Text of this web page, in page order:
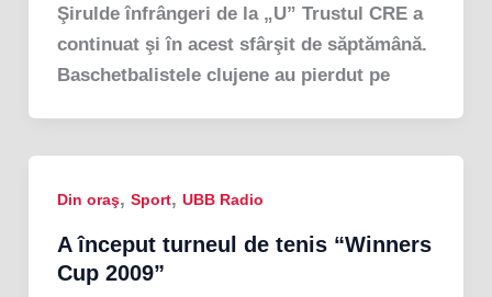
Şirulde înfrângeri de la „U” Trustul CRE a
continuat şi în acest sfârşit de săptămână.
Baschetbalistele clujene au pierdut pe
Din oraş, Sport, UBB Radio
A început turneul de tenis “Winners
Cup 2009”